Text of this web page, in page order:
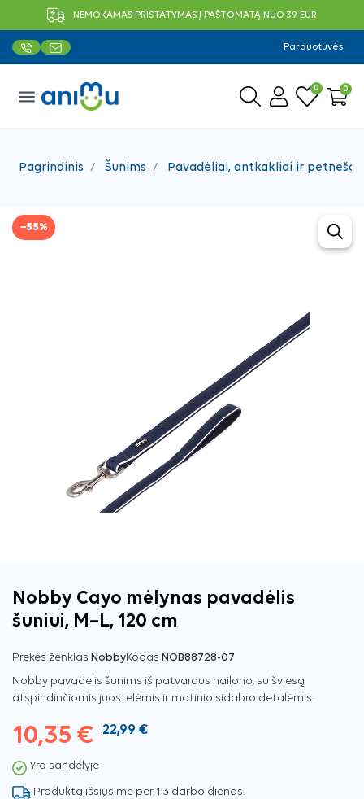
NEMOKAMAS PRISTATYMAS Į PAŠTOMATĄ NUO 39 EUR
Parduotuvės
menu 0 0
Pagrindinis Šunims Pavadėliai, antkakliai ir petnešos
−55%
Nobby Cayo mėlynas pavadėlis
šuniui, M–L, 120 cm
Prekės ženklas NobbyKodas NOB88728-07
Nobby pavadėlis šunims iš patvaraus nailono, su šviesą
atspindinčiomis juostelėmis ir matinio sidabro detalėmis.
10,35 € 22,99 €
Yra sandėlyje
Produktą išsiųsime per 1-3 darbo dienas.